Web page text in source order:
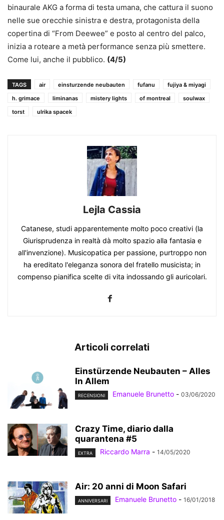
binaurale AKG a forma di testa umana, che cattura il suono
nelle sue orecchie sinistra e destra, protagonista della
copertina di “From Deewee” e posto al centro del palco,
inizia a roteare a metà performance senza più smettere.
Come lui, anche il pubblico. (4/5)
TAGS air einsturzende neubauten fufanu
fujiya & miyagi
h. grimace
liminanas mistery lights of montreal
soulwax
torst
ulrika spacek
Lejla Cassia
Catanese, studi apparentemente molto poco creativi (la
Giurisprudenza in realtà dà molto spazio alla fantasia e
all'invenzione). Musicopatica per passione, purtroppo non
ha ereditato l'eleganza sonora del fratello musicista; in
compenso pianifica scelte di vita indossando gli auricolari.
Articoli correlati
Einstürzende Neubauten – Alles
In Allem
RECENSIONI Emanuele Brunetto - 03/06/2020
Crazy Time, diario dalla
quarantena #5
EXTRA Riccardo Marra - 14/05/2020
Air: 20 anni di Moon Safari
ANNIVERSARI Emanuele Brunetto - 16/01/2018